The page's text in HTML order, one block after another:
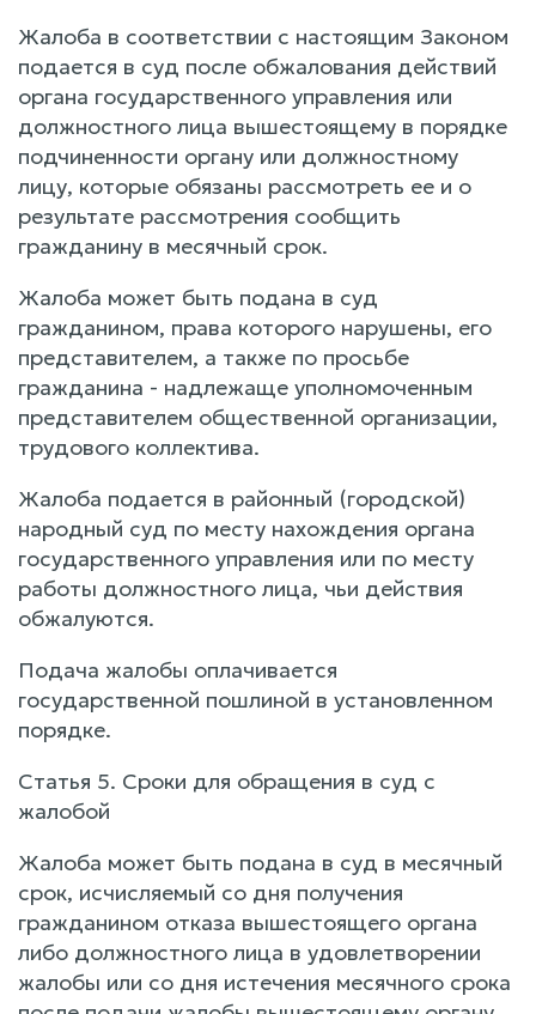
Жалоба в соответствии с настоящим Законом
подается в суд после обжалования действий
органа государственного управления или
должностного лица вышестоящему в порядке
подчиненности органу или должностному
лицу, которые обязаны рассмотреть ее и о
результате рассмотрения сообщить
гражданину в месячный срок.
Жалоба может быть подана в суд
гражданином, права которого нарушены, его
представителем, а также по просьбе
гражданина - надлежаще уполномоченным
представителем общественной организации,
трудового коллектива.
Жалоба подается в районный (городской)
народный суд по месту нахождения органа
государственного управления или по месту
работы должностного лица, чьи действия
обжалуются.
Подача жалобы оплачивается
государственной пошлиной в установленном
порядке.
Статья 5. Сроки для обращения в суд с
жалобой
Жалоба может быть подана в суд в месячный
срок, исчисляемый со дня получения
гражданином отказа вышестоящего органа
либо должностного лица в удовлетворении
жалобы или со дня истечения месячного срока